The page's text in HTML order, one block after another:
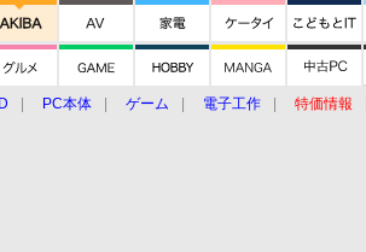
PC本体 ゲーム 電子工作 特価情報